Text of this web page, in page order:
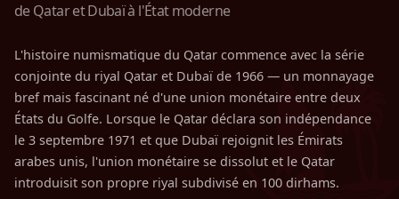
de Qatar et Dubaï à l'État moderne
L'histoire numismatique du Qatar commence avec la série
conjointe du riyal Qatar et Dubaï de 1966 — un monnayage
bref mais fascinant né d'une union monétaire entre deux
États du Golfe. Lorsque le Qatar déclara son indépendance
le 3 septembre 1971 et que Dubaï rejoignit les Émirats
arabes unis, l'union monétaire se dissolut et le Qatar
introduisit son propre riyal subdivisé en 100 dirhams.